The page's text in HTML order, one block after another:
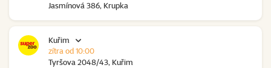
Jasmínová 386, Krupka
Kuřim
Tyršova 2048/43, Kuřim
zítra od 10:00